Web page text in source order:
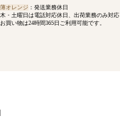
薄オレンジ ：発送業務休日
木・土曜日は電話対応休日、出荷業務のみ対応
お買い物は24時間365日ご利用可能です。